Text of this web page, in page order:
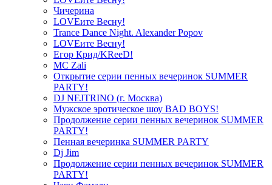
Чичерина
LOVEите Весну!
Trance Dance Night. Alexander Popov
LOVEите Весну!
Егор Крид/KReeD!
MC Zali
Открытие серии пенных вечеринок SUMMER
PARTY!
DJ NEJTRINO (г. Москва)
Мужское эротическое шоу BAD BOYS!
Продолжение серии пенных вечеринок SUMMER
PARTY!
Пенная вечеринка SUMMER PARTY
Dj Jim
Продолжение серии пенных вечеринок SUMMER
PARTY!